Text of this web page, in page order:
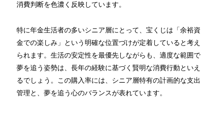
消費判断を色濃く反映しています。
特に年金生活者の多いシニア層にとって、宝くじは「余裕資
金での楽しみ」という明確な位置づけが定着していると考え
られます。生活の安定性を最優先しながらも、適度な範囲で
夢を追う姿勢は、長年の経験に基づく賢明な消費行動といえ
るでしょう。この購入率には、シニア層特有の計画的な支出
管理と、夢を追う心のバランスが表れています。